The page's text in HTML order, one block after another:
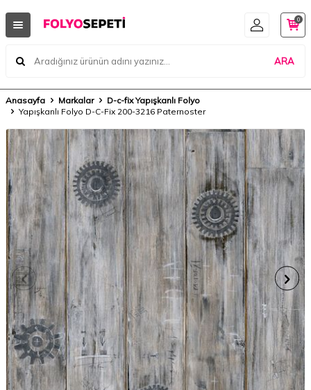
ARA
0
Anasayfa Markalar
D-c-fix Yapışkanlı Folyo
Yapışkanlı Folyo D-C-Fix 200-3216 Paternoster